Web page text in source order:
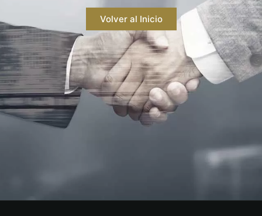
Volver al Inicio